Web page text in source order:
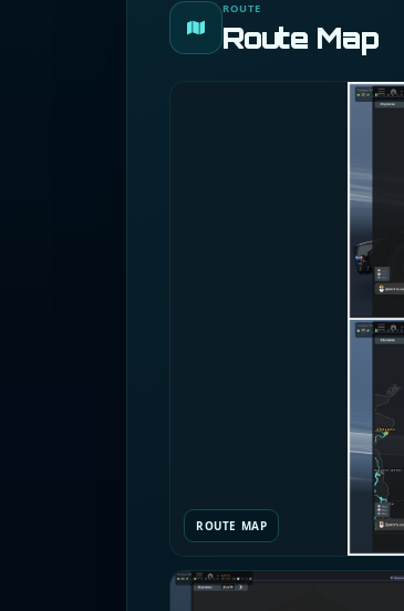
ROUTE
Route Map
ROUTE MAP